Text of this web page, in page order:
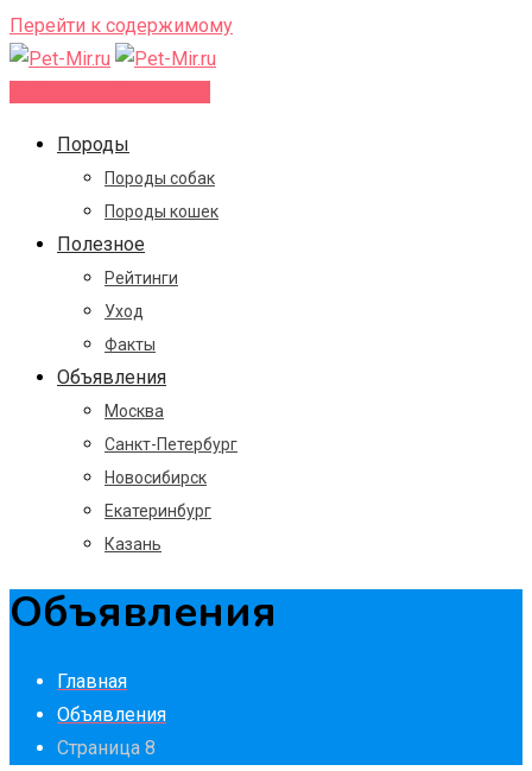
Перейти к содержимому
Породы
Породы собак
Породы кошек
Полезное
Рейтинги
Уход
Факты
Объявления
Москва
Санкт-Петербург
Новосибирск
Екатеринбург
Казань
Объявления
Главная
Объявления
Страница 8